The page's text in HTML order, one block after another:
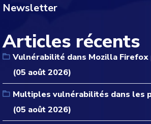
Newsletter
Articles récents
Vulnérabilité dans Mozilla Firefox
(05 août 2026)
Multiples vulnérabilités dans les
(05 août 2026)